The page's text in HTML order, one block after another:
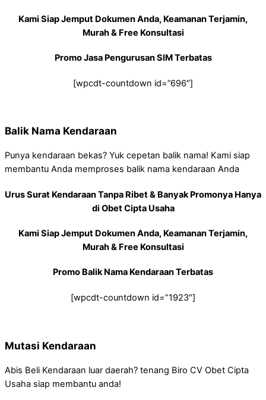
Kami Siap Jemput Dokumen Anda, Keamanan Terjamin,
Murah & Free Konsultasi
Promo Jasa Pengurusan SIM Terbatas
[wpcdt-countdown id=”696″]
Balik Nama Kendaraan
Punya kendaraan bekas? Yuk cepetan balik nama! Kami siap
membantu Anda memproses balik nama kendaraan Anda
Urus Surat Kendaraan Tanpa Ribet & Banyak Promonya Hanya
di Obet Cipta Usaha
Kami Siap Jemput Dokumen Anda, Keamanan Terjamin,
Murah & Free Konsultasi
Promo Balik Nama Kendaraan Terbatas
[wpcdt-countdown id=”1923″]
Mutasi Kendaraan
Abis Beli Kendaraan luar daerah? tenang Biro CV Obet Cipta
Usaha siap membantu anda!